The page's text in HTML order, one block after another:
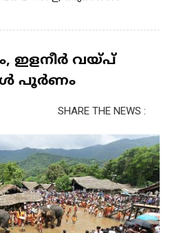
ഇളനീർ വയ്പ്
പൂർണം
SHARE THE NEWS :